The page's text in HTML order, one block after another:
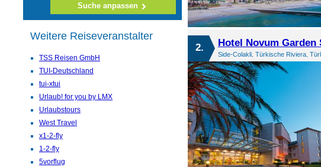
2. Hotel Novum Garden
Side-Colakli, Türkische Riviera,
Suche anpassen
Weitere Reiseveranstalter
TSS Reisen GmbH
TUI-Deutschland
tui-xtui
Urlaub! for you by LMX
Urlaubstours
West Travel
x1-2-fly
1-2-fly
5vorflug